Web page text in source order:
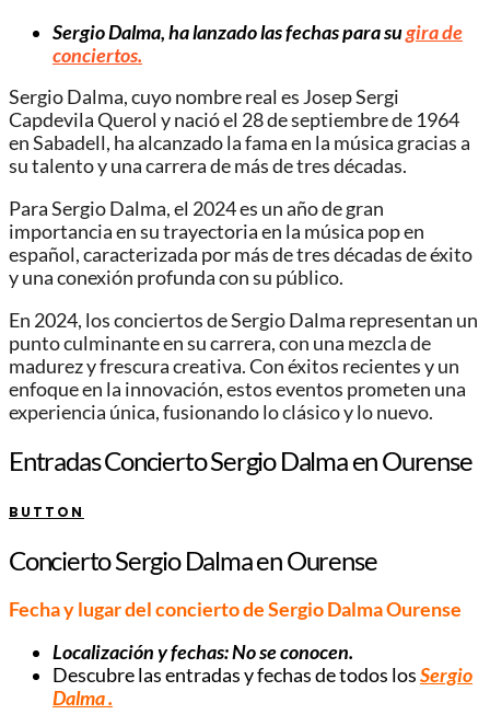
Sergio Dalma, ha lanzado las fechas para sugira de
conciertos.
Sergio Dalma, cuyo nombre real es Josep Sergi
Capdevila Querol y nació el 28 de septiembre de 1964
en Sabadell, ha alcanzado la fama en la música gracias a
su talento y una carrera de más de tres décadas.
Para Sergio Dalma, el 2024 es un año de gran
importancia en su trayectoria en la música pop en
español, caracterizada por más de tres décadas de éxito
y una conexión profunda con su público.
En 2024, los conciertos de Sergio Dalma representan un
punto culminante en su carrera, con una mezcla de
madurez y frescura creativa. Con éxitos recientes y un
enfoque en la innovación, estos eventos prometen una
experiencia única, fusionando lo clásico y lo nuevo.
Entradas Concierto Sergio Dalma en Ourense
BUTTON
Concierto Sergio Dalma en Ourense
Fecha y lugar del concierto de Sergio Dalma Ourense
Localización y fechas: No se conocen.
Descubre las entradas y fechas de todos losSergio
Dalma.